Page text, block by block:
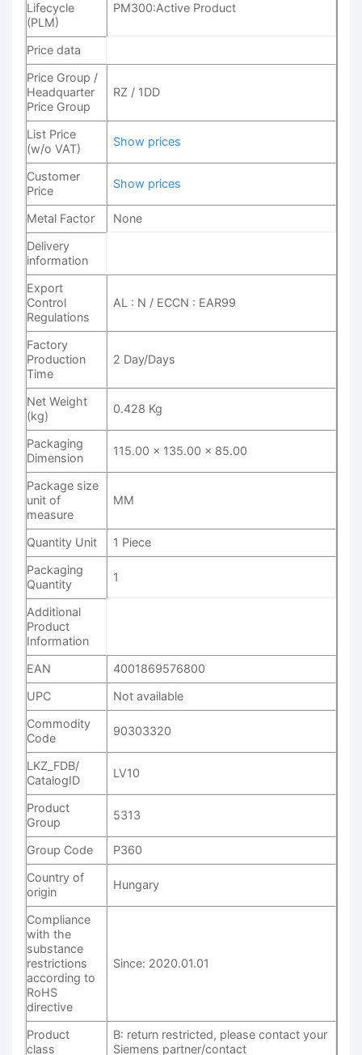
Lifecycle
(PLM)
PM300:Active Product
Price data
Price Group /
Headquarter
Price Group
RZ / 1DD
List Price
(w/o VAT)
Show prices
Customer
Price
Show prices
Metal Factor
None
Delivery
information
Export
Control
Regulations
AL : N / ECCN : EAR99
Factory
Production
Time
2 Day/Days
Net Weight
(kg)
0.428 Kg
Packaging
Dimension
115.00 x 135.00 x 85.00
Package size
unit of
measure
MM
Quantity Unit
1 Piece
Packaging
Quantity
1
Additional
Product
Information
EAN
4001869576800
UPC
Not available
Commodity
Code
90303320
LKZ_FDB/
CatalogID
LV10
Product
Group
5313
Group Code
P360
Country of
origin
Hungary
Compliance
with the
substance
restrictions
according to
RoHS
directive
Since: 2020.01.01
Product
class
B: return restricted, please contact your
Siemens partner/contact